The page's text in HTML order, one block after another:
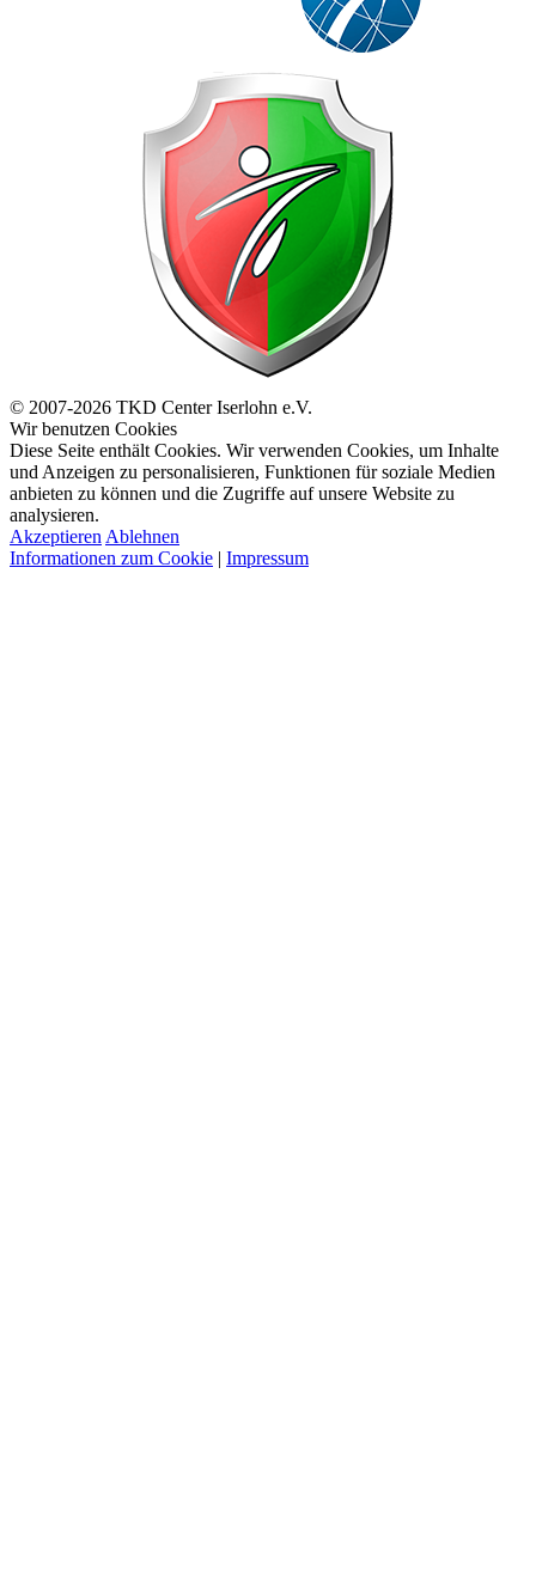
© 2007-2026 TKD Center Iserlohn e.V.
Wir benutzen Cookies
Diese Seite enthält Cookies. Wir verwenden Cookies, um Inhalte
und Anzeigen zu personalisieren, Funktionen für soziale Medien
anbieten zu können und die Zugriffe auf unsere Website zu
analysieren.
Akzeptieren Ablehnen
Informationen zum Cookie | Impressum